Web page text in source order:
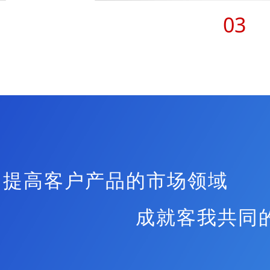
03
提高客户产品的市场领域
成就客我共同的